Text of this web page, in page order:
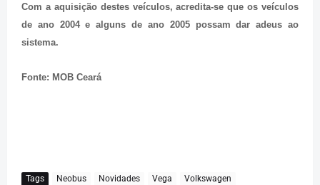
Com a aquisição destes veículos, acredita-se que os veículos
de ano 2004 e alguns de ano 2005 possam dar adeus ao
sistema.
Fonte: MOB Ceará
Tags Neobus Novidades Vega Volkswagen